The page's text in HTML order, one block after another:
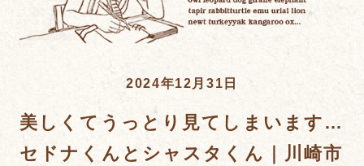
2024年12月31日
美しくてうっとり見てしまいます…
セドナくんとシャスタくん｜川崎市